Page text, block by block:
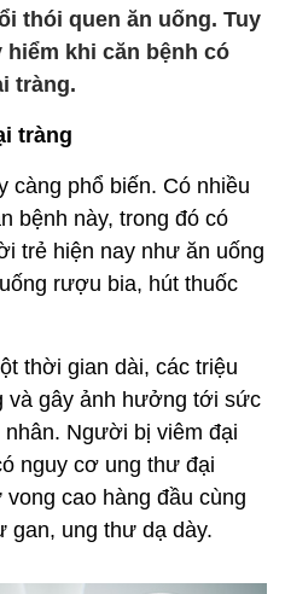
thói quen ăn uống. Tuy
hiểm khi căn bệnh có
tràng.
tràng
càng phổ biến. Có nhiều
bệnh này, trong đó có
trẻ hiện nay như ăn uống
rượu bia, hút thuốc
thời gian dài, các triệu
và gây ảnh hưởng tới sức
Người bị viêm đại
nguy cơ ung thư đại
cao hàng đầu cùng
gan, ung thư dạ dày.